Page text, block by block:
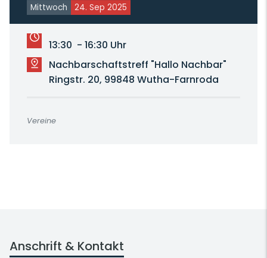
Mittwoch 24. Sep 2025
13:30 - 16:30 Uhr
Nachbarschaftstreff "Hallo Nachbar"
Ringstr. 20, 99848 Wutha-Farnroda
Vereine
Anschrift & Kontakt